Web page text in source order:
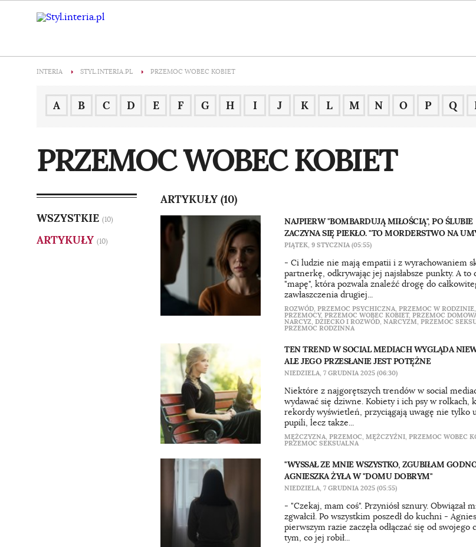
INTERIA STYL.INTERIA.PL PRZEMOC WOBEC KOBIET
A B C D E F G H I J K L M N O P Q
PRZEMOC WOBEC KOBIET
WSZYSTKIE (10)
ARTYKUŁY (10)
ARTYKUŁY (10)
NAJPIERW "BOMBARDUJĄ MIŁOŚCIĄ", PO ŚLUBIE
ZACZYNA SIĘ PIEKŁO. "TO MORDERSTWO NA
PIĄTEK, 9 STYCZNIA (05:55)
- Ci ludzie nie mają empatii i z wyrachowaniem
partnerkę, odkrywając jej najsłabsze punkty. A to
"mapę", która pozwala znaleźć drogę do
zawłaszczenia drugiej...
ROZWÓD, PRZEMOC PSYCHICZNA, PRZEMOC W RODZINIE,
PRZEMOCY, PRZEMOC WOBEC KOBIET, PRZEMOC
NARCYZ, DZIECKO I ROZWÓD, NARCYZM, PRZEMOC
PRZEMOC RODZINNA
TEN TREND W SOCIAL MEDIACH WYGLĄDA
ALE JEGO PRZESŁANIE JEST POTĘŻNE
NIEDZIELA, 7 GRUDNIA 2025 (06:30)
Niektóre z najgorętszych trendów w social
wydawać się dziwne. Kobiety i ich psy w rolkach,
rekordy wyświetleń, przyciągają uwagę nie tylko
pupili, lecz także...
MĘŻCZYZNA, PRZEMOC, MĘŻCZYŹNI, PRZEMOC WOBEC
PRZEMOC SEKSUALNA
"WYSSAŁ ZE MNIE WSZYSTKO, ZGUBIŁAM
AGNIESZKA ŻYŁA W "DOMU DOBRYM"
NIEDZIELA, 7 GRUDNIA 2025 (05:55)
- "Czekaj, mam coś". Przyniósł sznury. Obwiązał
zgwałcił. Po wszystkim poszedł do kuchni -
pierwszym razie zaczęła odłączać się od swojego
tym, co jej robił...